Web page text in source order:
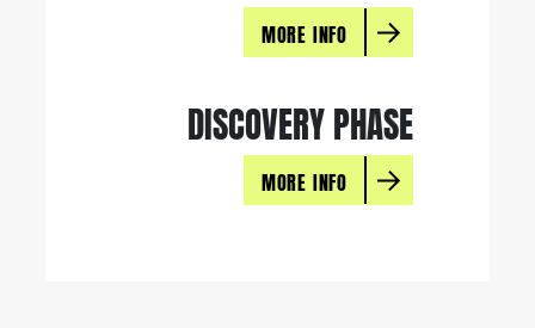
MORE INFO
DISCOVERY PHASE
MORE INFO